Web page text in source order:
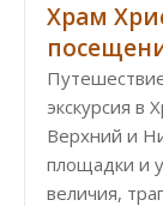
Храм
экскурсия в
Верхний и
площадки и
величия,